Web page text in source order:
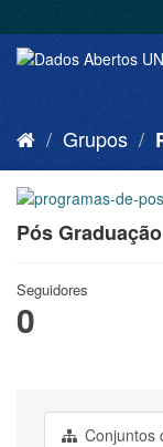
Grupos
Pós Graduação
Seguidores
0
Conjuntos